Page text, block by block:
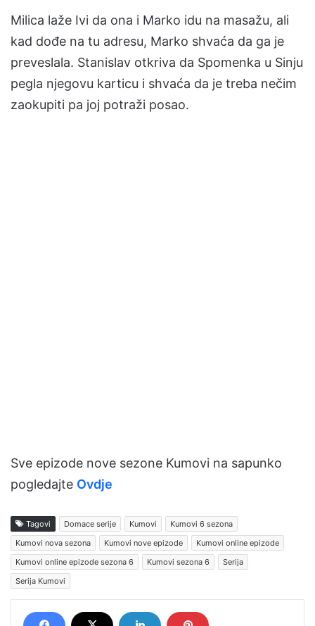
Milica laže Ivi da ona i Marko idu na masažu, ali
kad dođe na tu adresu, Marko shvaća da ga je
preveslala. Stanislav otkriva da Spomenka u Sinju
pegla njegovu karticu i shvaća da je treba nečim
zaokupiti pa joj potraži posao.
Sve epizode nove sezone Kumovi na sapunko
pogledajte Ovdje
Tagovi Domace serije Kumovi
Kumovi 6 sezona
Kumovi nova sezona
Kumovi nove epizode
Kumovi online epizode
Kumovi online epizode sezona 6
Kumovi sezona 6
Serija
Serija Kumovi